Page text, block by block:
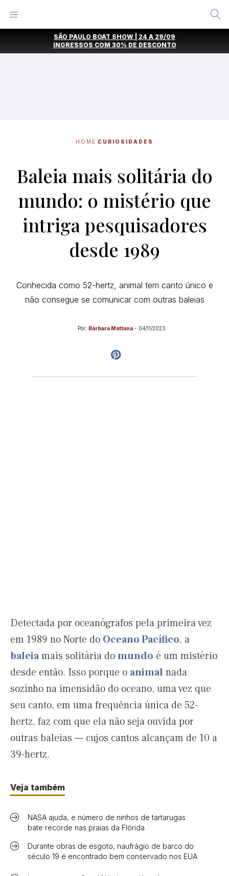
SÃO PAULO BOAT SHOW | 24 A 29/09
INGRESSOS COM 30% DE DESCONTO
HOME CURIOSIDADES
Baleia mais solitária do
mundo: o mistério que
intriga pesquisadores
desde 1989
Conhecida como 52-hertz, animal tem canto único e
não consegue se comunicar com outras baleias
Por: Bárbara Mattana - 04/11/2023
Detectada por oceanógrafos pela primeira vez
em 1989 no Norte do Oceano Pacífico, a
baleiamais solitária domundo é um mistério
desde então. Isso porque o animal nada
sozinho na imensidão do oceano, uma vez que
seu canto, em uma frequência única de 52-
hertz, faz com que ela não seja ouvida por
outras baleias — cujos cantos alcançam de 10 a
39-hertz.
Veja também
NASA ajuda, e número de ninhos de tartarugas
bate recorde nas praias da Flórida
Durante obras de esgoto, naufrágio de barco do
século 19 é encontrado bem conservado nos EUA